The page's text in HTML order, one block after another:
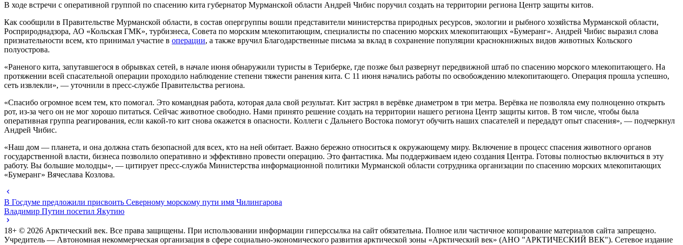
В ходе встречи с оперативной группой по спасению кита губернатор Мурманской области Андрей Чибис поручил создать на территории региона Центр защиты китов.
Как сообщили в Правительстве Мурманской области, в состав опергруппы вошли представители министерства природных ресурсов, экологии и рыбного хозяйства Мурманской области,
Росприроднадзора, АО «Кольская ГМК», турбизнеса, Совета по морским млекопитающим, специалисты по спасению морских млекопитающих «Бумеранг». Андрей Чибис выразил слова
признательности всем, кто принимал участие в операции, а также вручил Благодарственные письма за вклад в сохранение популяции краснокнижных видов животных Кольского
полуострова.
«Раненого кита, запутавшегося в обрывках сетей, в начале июня обнаружили туристы в Териберке, где позже был развернут передвижной штаб по спасению морского млекопитающего. На
протяжении всей спасательной операции проходило наблюдение степени тяжести ранения кита. С 11 июня начались работы по освобождению млекопитающего. Операция прошла успешно,
сеть извлекли», — уточнили в пресс-службе Правительства региона.
«Спасибо огромное всем тем, кто помогал. Это командная работа, которая дала свой результат. Кит застрял в верёвке диаметром в три метра. Верёвка не позволяла ему полноценно открыть
рот, из-за чего он не мог хорошо питаться. Сейчас животное свободно. Нами принято решение создать на территории нашего региона Центр защиты китов. В том числе, чтобы была
оперативная группа реагирования, если какой-то кит снова окажется в опасности. Коллеги с Дальнего Востока помогут обучить наших спасателей и передадут опыт спасения», — подчеркнул
Андрей Чибис.
«Наш дом — планета, и она должна стать безопасной для всех, кто на ней обитает. Важно бережно относиться к окружающему миру. Включение в процесс спасения животного органов
государственной власти, бизнеса позволило оперативно и эффективно провести операцию. Это фантастика. Мы поддерживаем идею создания Центра. Готовы полностью включиться в эту
работу. Вы большие молодцы», — цитирует пресс-служба Министерства информационной политики Мурманской области сотрудника организации по спасению морских млекопитающих
«Бумеранг» Вячеслава Козлова.
В Госдуме предложили присвоить Северному морскому пути имя Чилингарова
Владимир Путин посетил Якутию
18+ © 2026 Арктический век. Все права защищены. При использовании информации гиперссылка на сайт обязательна. Полное или частичное копирование материалов сайта запрещено.
Учредитель — Автономная некоммерческая организация в сфере социально-экономического развития арктической зоны «Арктический век» (АНО "АРКТИЧЕСКИЙ ВЕК"). Сетевое издание